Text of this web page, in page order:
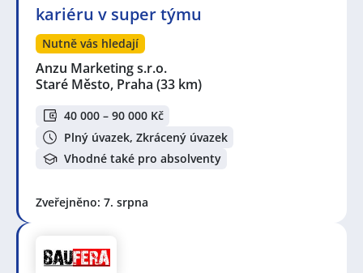
kariéru v super týmu
Nutně vás hledají
Anzu Marketing s.r.o.
Staré Město, Praha (33 km)
40 000 – 90 000 Kč
Plný úvazek, Zkrácený úvazek
Vhodné také pro absolventy
Zveřejněno: 7. srpna